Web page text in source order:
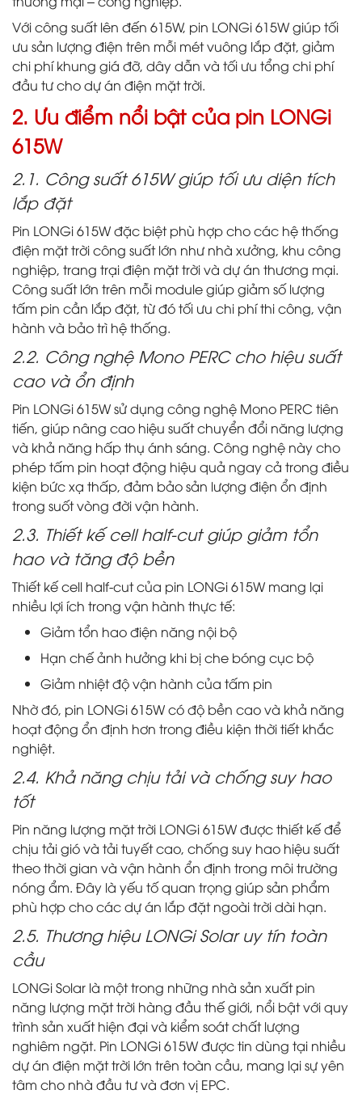
Với công suất lên đến 615W, pin LONGi 615W giúp tối
ưu sản lượng điện trên mỗi mét vuông lắp đặt, giảm
chi phí khung giá đỡ, dây dẫn và tối ưu tổng chi phí
đầu tư cho dự án điện mặt trời.
2. Ưu điểm nổi bật của pin LONGi
615W
2.1. Công suất 615W giúp tối ưu diện tích
lắp đặt
Pin LONGi 615W đặc biệt phù hợp cho các hệ thống
điện mặt trời công suất lớn như nhà xưởng, khu công
nghiệp, trang trại điện mặt trời và dự án thương mại.
Công suất lớn trên mỗi module giúp giảm số lượng
tấm pin cần lắp đặt, từ đó tối ưu chi phí thi công, vận
hành và bảo trì hệ thống.
2.2. Công nghệ Mono PERC cho hiệu suất
cao và ổn định
Pin LONGi 615W sử dụng công nghệ Mono PERC tiên
tiến, giúp nâng cao hiệu suất chuyển đổi năng lượng
và khả năng hấp thụ ánh sáng. Công nghệ này cho
phép tấm pin hoạt động hiệu quả ngay cả trong điều
kiện bức xạ thấp, đảm bảo sản lượng điện ổn định
trong suốt vòng đời vận hành.
2.3. Thiết kế cell half-cut giúp giảm tổn
hao và tăng độ bền
Thiết kế cell half-cut của pin LONGi 615W mang lại
nhiều lợi ích trong vận hành thực tế:
Giảm tổn hao điện năng nội bộ
Hạn chế ảnh hưởng khi bị che bóng cục bộ
Giảm nhiệt độ vận hành của tấm pin
Nhờ đó, pin LONGi 615W có độ bền cao và khả năng
hoạt động ổn định hơn trong điều kiện thời tiết khắc
nghiệt.
2.4. Khả năng chịu tải và chống suy hao
tốt
Pin năng lượng mặt trời LONGi 615W được thiết kế để
chịu tải gió và tải tuyết cao, chống suy hao hiệu suất
theo thời gian và vận hành ổn định trong môi trường
nóng ẩm. Đây là yếu tố quan trọng giúp sản phẩm
phù hợp cho các dự án lắp đặt ngoài trời dài hạn.
2.5. Thương hiệu LONGi Solar uy tín toàn
cầu
LONGi Solar là một trong những nhà sản xuất pin
năng lượng mặt trời hàng đầu thế giới, nổi bật với quy
trình sản xuất hiện đại và kiểm soát chất lượng
nghiêm ngặt. Pin LONGi 615W được tin dùng tại nhiều
dự án điện mặt trời lớn trên toàn cầu, mang lại sự yên
tâm cho nhà đầu tư và đơn vị EPC.